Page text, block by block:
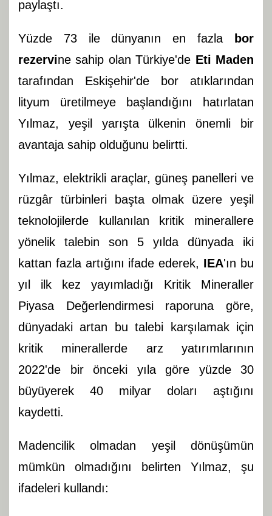
paylaştı.
Yüzde 73 ile dünyanın en fazla
bor
rezervine sahip olan Türkiye'de Eti Maden
tarafından Eskişehir'de bor atıklarından
lityum üretilmeye başlandığını hatırlatan
Yılmaz, yeşil yarışta ülkenin önemli bir
avantaja sahip olduğunu belirtti.
Yılmaz, elektrikli araçlar, güneş panelleri ve
rüzgâr türbinleri başta olmak üzere yeşil
teknolojilerde kullanılan kritik minerallere
yönelik talebin son 5 yılda dünyada iki
kattan fazla artığını ifade ederek, IEA'ın bu
yıl ilk kez yayımladığı Kritik Mineraller
Piyasa Değerlendirmesi raporuna göre,
dünyadaki artan bu talebi karşılamak için
kritik minerallerde arz yatırımlarının
2022'de bir önceki yıla göre yüzde 30
büyüyerek 40 milyar doları aştığını
kaydetti.
Madencilik olmadan yeşil dönüşümün
mümkün olmadığını belirten Yılmaz, şu
ifadeleri kullandı: